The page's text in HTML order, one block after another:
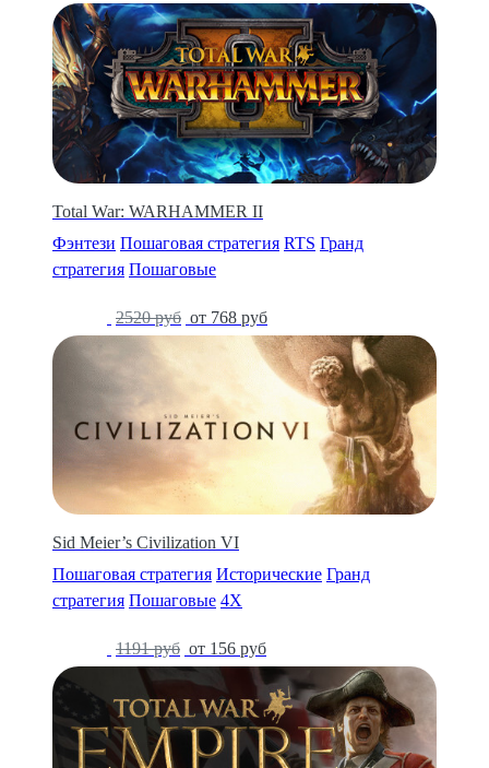
Total War: WARHAMMER II
Фэнтези Пошаговая стратегия RTS Гранд
стратегия Пошаговые
2520 руб от 768 руб
Sid Meier’s Civilization VI
Пошаговая стратегия Исторические Гранд
стратегия Пошаговые 4X
1191 руб от 156 руб